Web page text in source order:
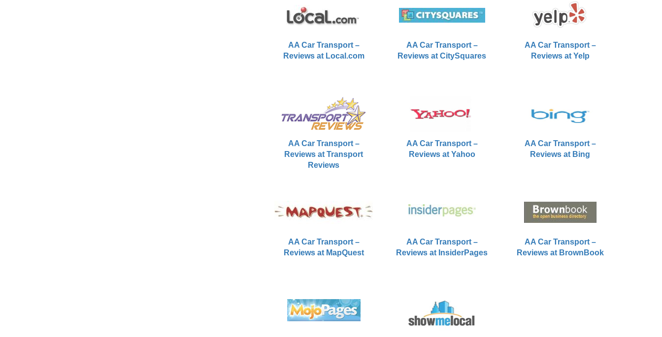
AA Car Transport –
Reviews at Local.com
AA Car Transport –
Reviews at CitySquares
AA Car Transport –
Reviews at Yelp
AA Car Transport –
Reviews at Transport
Reviews
AA Car Transport –
Reviews at Yahoo
AA Car Transport –
Reviews at Bing
AA Car Transport –
Reviews at MapQuest
AA Car Transport –
Reviews at InsiderPages
AA Car Transport –
Reviews at BrownBook